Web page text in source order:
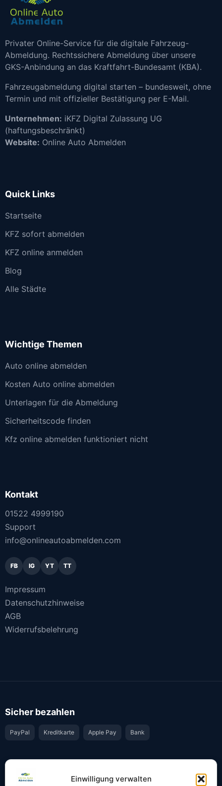
Einwilligung verwalten
Privater Online-Service für die digitale Fahrzeug-
Abmeldung. Rechtssichere Abmeldung über unsere
GKS-Anbindung an das Kraftfahrt-Bundesamt (KBA).
Fahrzeugabmeldung digital starten – bundesweit, ohne
Termin und mit offizieller Bestätigung per E-Mail.
Unternehmen: iKFZ Digital Zulassung UG
(haftungsbeschränkt)
Website: Online Auto Abmelden
Quick Links
Startseite
KFZ sofort abmelden
KFZ online anmelden
Blog
Alle Städte
Wichtige Themen
Auto online abmelden
Kosten Auto online abmelden
Unterlagen für die Abmeldung
Sicherheitscode finden
Kfz online abmelden funktioniert nicht
Kontakt
01522 4999190
Support
info@onlineautoabmelden.com
FB IG YT TT
Impressum
Datenschutzhinweise
AGB
Widerrufsbelehrung
Sicher bezahlen
PayPal Kreditkarte Apple Pay Bank